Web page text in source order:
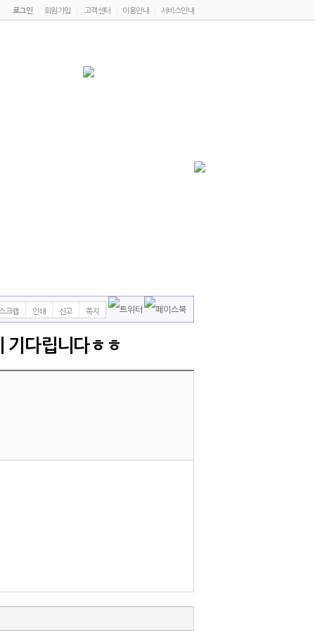
로그인 회원가입 고객센터 이용안내 서비스안내
크랩 인쇄 신고 쪽지
기다립니다ㅎㅎ